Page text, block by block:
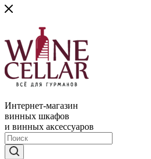
Интернет-магазин
винных шкафов
и винных аксессуаров